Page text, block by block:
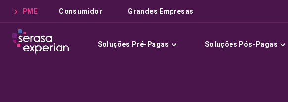
PME Consumidor Grandes Empresas
Soluções Pré-Pagas Soluções Pós-Pagas